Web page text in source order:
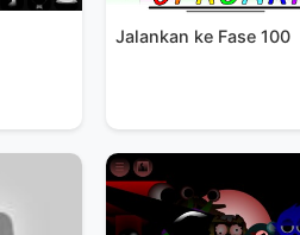
Jalankan ke Fase 100